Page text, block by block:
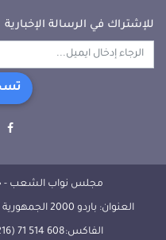
للإشتراك في الرسالة الإخبارية
مجلس نواب الشعب -
الفاكس:608 514 71 (216) |